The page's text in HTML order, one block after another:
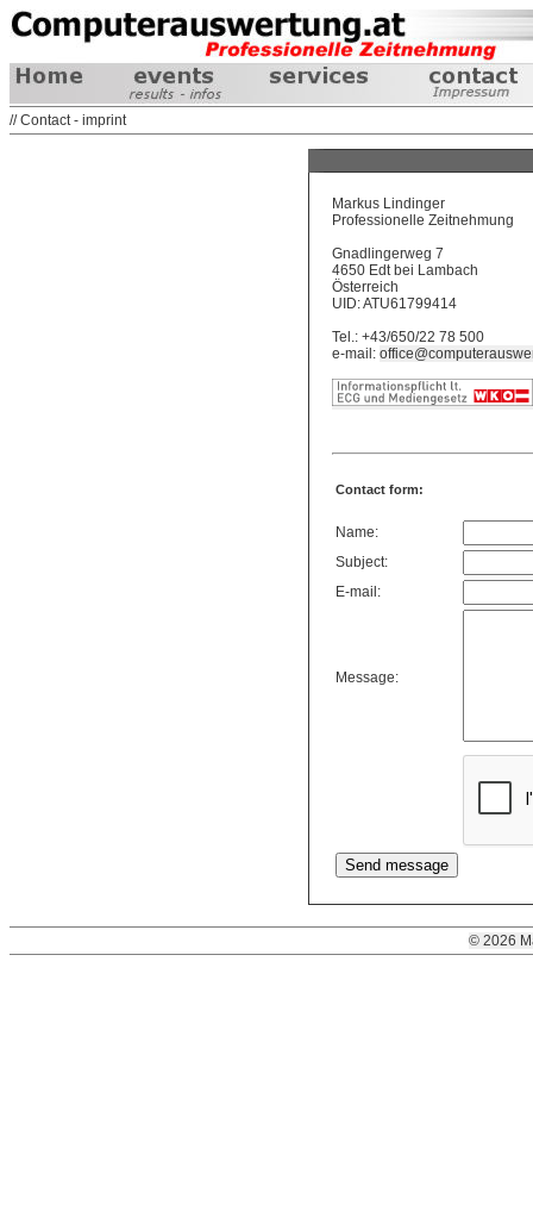
// Contact - imprint
Markus Lindinger
Professionelle Zeitnehmung
Gnadlingerweg 7
4650 Edt bei Lambach
Österreich
UID: ATU61799414
Tel.: +43/650/22 78 500
e-mail:
Contact form:
Name:
Subject:
E-mail:
Message:
© 2026